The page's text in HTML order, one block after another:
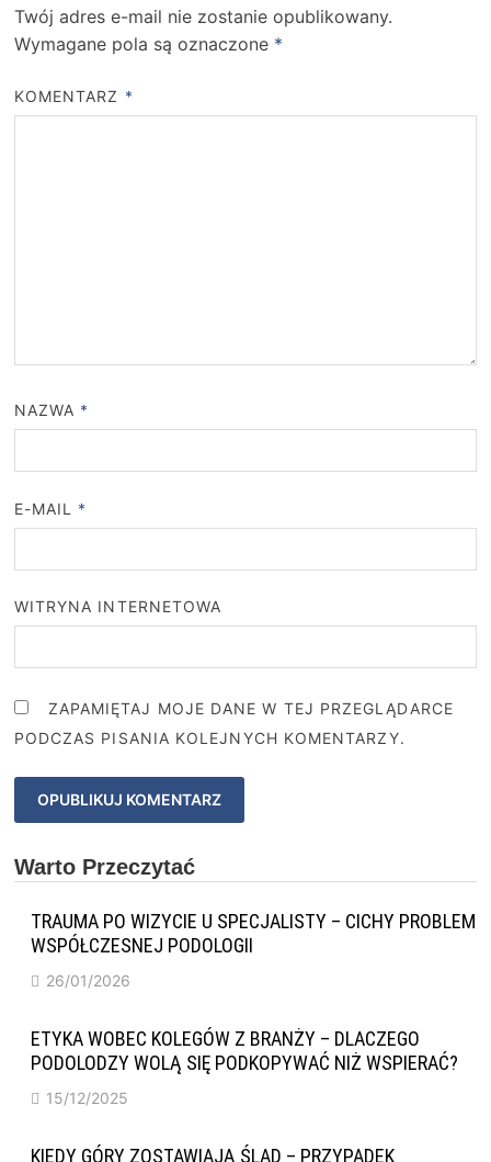
Twój adres e-mail nie zostanie opublikowany.
Wymagane pola są oznaczone *
KOMENTARZ *
NAZWA *
E-MAIL *
WITRYNA INTERNETOWA
ZAPAMIĘTAJ MOJE DANE W TEJ PRZEGLĄDARCE
PODCZAS PISANIA KOLEJNYCH KOMENTARZY.
Warto Przeczytać
TRAUMA PO WIZYCIE U SPECJALISTY – CICHY PROBLEM
WSPÓŁCZESNEJ PODOLOGII
26/01/2026
ETYKA WOBEC KOLEGÓW Z BRANŻY – DLACZEGO
PODOLODZY WOLĄ SIĘ PODKOPYWAĆ NIŻ WSPIERAĆ?
15/12/2025
KIEDY GÓRY ZOSTAWIAJĄ ŚLAD – PRZYPADEK